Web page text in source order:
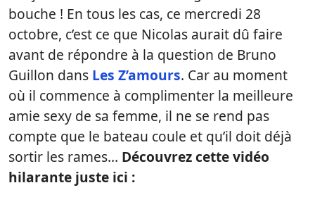
bouche ! En tous les cas, ce mercredi 28
octobre, c’est ce que Nicolas aurait dû faire
avant de répondre à la question de Bruno
Guillon dans Les Z’amours. Car au moment
où il commence à complimenter la meilleure
amie sexy de sa femme, il ne se rend pas
compte que le bateau coule et qu’il doit déjà
sortir les rames… Découvrez cette vidéo
hilarante juste ici :